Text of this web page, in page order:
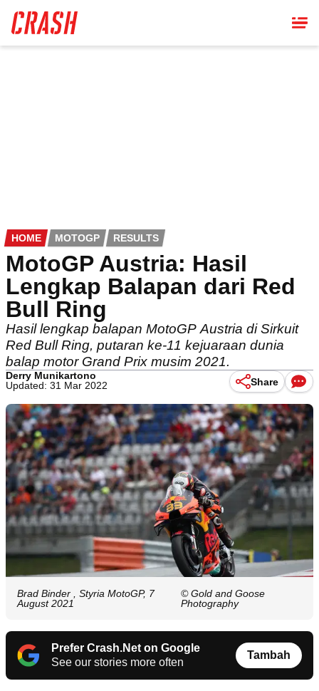
main
content
HOME MOTOGP RESULTS
MotoGP Austria: Hasil
Lengkap Balapan dari Red
Bull Ring
Hasil lengkap balapan MotoGP Austria di Sirkuit
Red Bull Ring, putaran ke-11 kejuaraan dunia
balap motor Grand Prix musim 2021.
Derry Munikartono
Updated: 31 Mar 2022
Share
Brad Binder , Styria MotoGP, 7
August 2021
© Gold and Goose
Photography
Prefer Crash.Net on Google
See our stories more often
Tambah